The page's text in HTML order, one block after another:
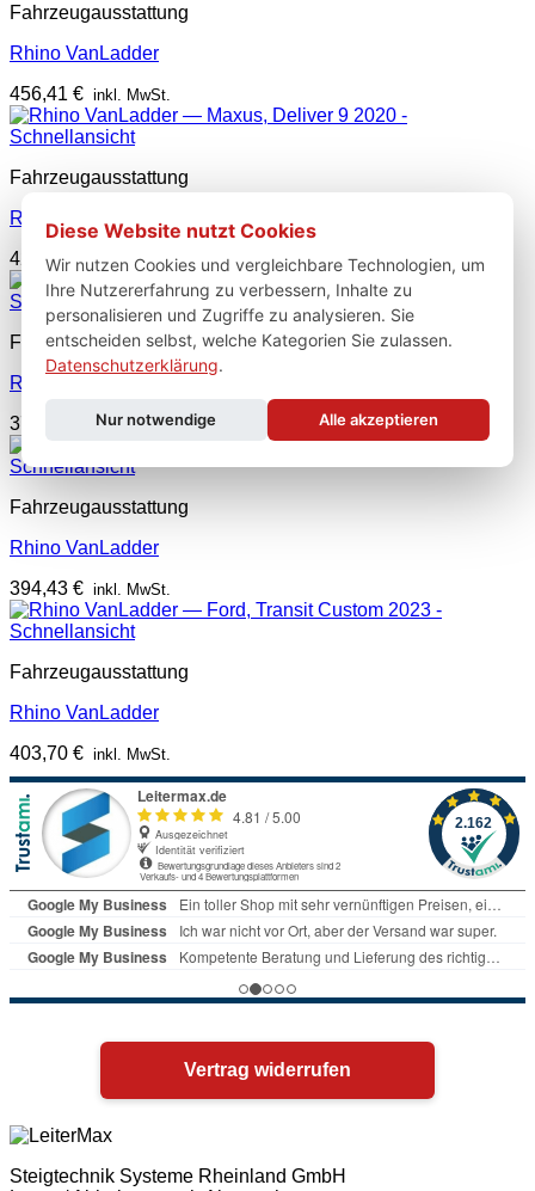
Fahrzeugausstattung
Rhino VanLadder
456,41 € inkl. MwSt.
Schnellansicht
Fahrzeugausstattung
Rhino VanLadder
425,37 € inkl. MwSt.
Schnellansicht
Fahrzeugausstattung
Rhino VanLadder
378,96
inkl. MwSt.
Schnellansicht
Fahrzeugausstattung
Rhino VanLadder
394,43 € inkl. MwSt.
Schnellansicht
Fahrzeugausstattung
Rhino VanLadder
403,70 € inkl. MwSt.
Vertrag widerrufen
Steigtechnik Systeme Rheinland GmbH
Diese Website nutzt Cookies
Wir nutzen Cookies und vergleichbare Technologien, um
Ihre Nutzererfahrung zu verbessern, Inhalte zu
personalisieren und Zugriffe zu analysieren. Sie
entscheiden selbst, welche Kategorien Sie zulassen.
Datenschutzerklärung.
Nur notwendige Alle akzeptieren